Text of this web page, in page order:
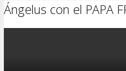
Ángelus con el PAPA